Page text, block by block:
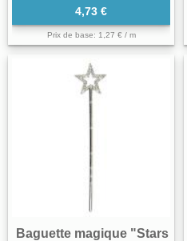
4,73 €
Prix de base: 1,27 € / m
Baguette magique "Stars